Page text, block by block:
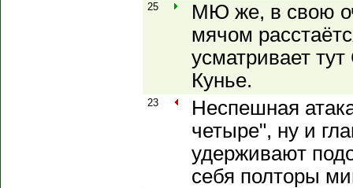
25
МЮ же, в свою
мячом
усматривает
Кунье.
23
Неспешная
четыре", ну и
удерживают
себя полторы